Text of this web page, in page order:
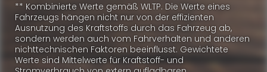
** Kombinierte Werte gemäß WLTP. Die Werte eines
Fahrzeugs hängen nicht nur von der effizienten
Ausnutzung des Kraftstoffs durch das Fahrzeug ab,
sondern werden auch vom Fahrverhalten und anderen
nichttechnischen Faktoren beeinflusst. Gewichtete
Werte sind Mittelwerte für Kraftstoff- und